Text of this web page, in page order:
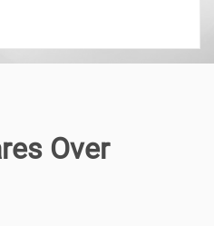
Over